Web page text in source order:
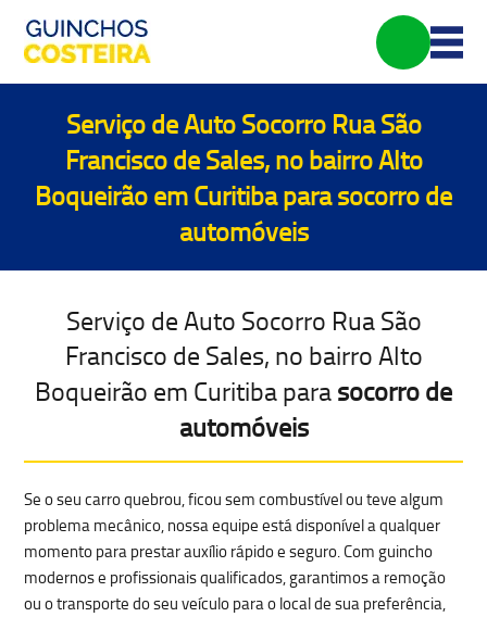
Serviço de Auto Socorro Rua São
Francisco de Sales, no bairro Alto
Boqueirão em Curitiba parasocorro de
automóveis
Serviço de Auto Socorro Rua São
Francisco de Sales, no bairro Alto
Boqueirão em Curitiba parasocorro de
automóveis
Se o seu carro quebrou, ficou sem combustível ou teve algum
problema mecânico, nossa equipe está disponível a qualquer
momento para prestar auxílio rápido e seguro. Comguincho
modernose profissionais qualificados, garantimos a remoção
ou o transporte do seu veículo para o local de sua preferência,